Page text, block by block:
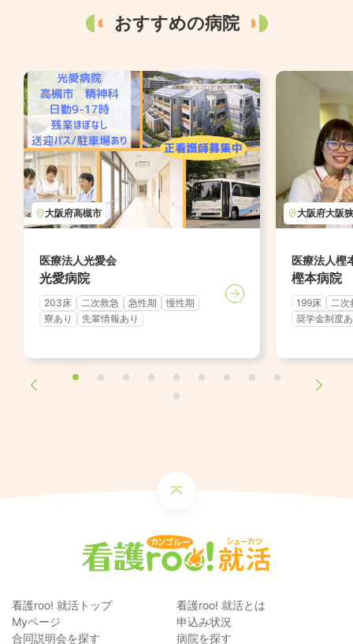
おすすめの病院
大阪府高槻市
医療法人光愛会
光愛病院
203床 二次救急 急性期
慢性期
寮あり
先輩情報あり
大阪府大阪
医療法人樫
樫本病院
199床
二次
奨学金制度
看護roo! 就活トップ
看護roo! 就活とは
Myページ
申込み状況
合同説明会を探す
病院を探す